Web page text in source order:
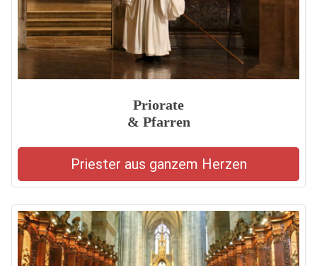
Priorate
& Pfarren
Priester aus ganzem Herzen